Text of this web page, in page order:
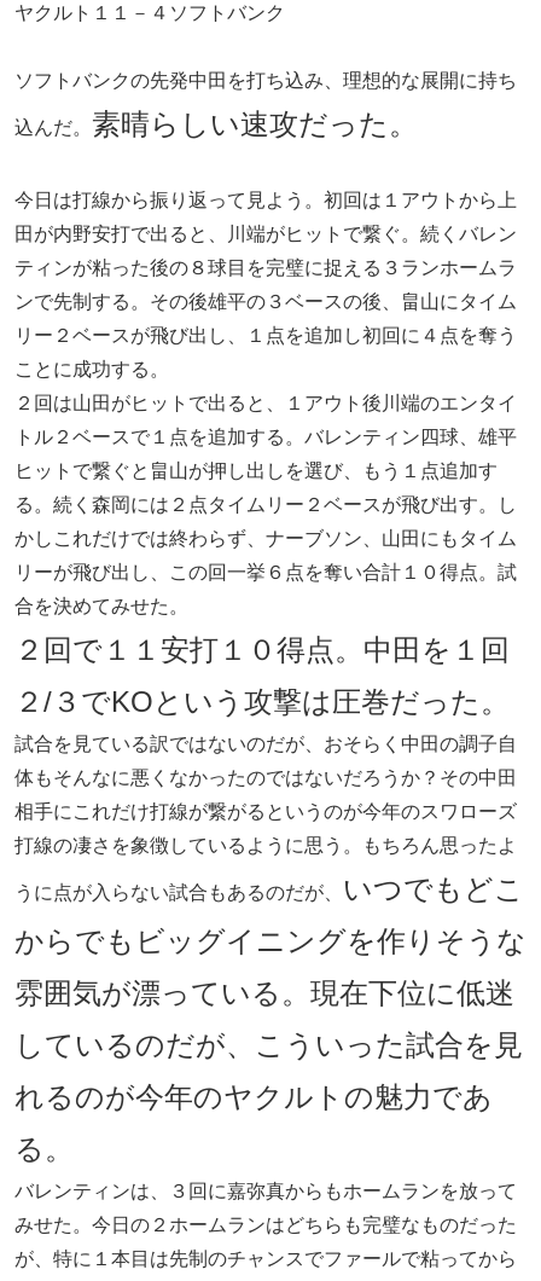
ヤクルト１１－４ソフトバンク
ソフトバンクの先発中田を打ち込み、理想的な展開に持ち
込んだ。 素晴らしい速攻だった。
今日は打線から振り返って見よう。初回は１アウトから上
田が内野安打で出ると、川端がヒットで繋ぐ。続くバレン
ティンが粘った後の８球目を完璧に捉える３ランホームラ
ンで先制する。その後雄平の３ベースの後、畠山にタイム
リー２ベースが飛び出し、１点を追加し初回に４点を奪う
ことに成功する。
２回は山田がヒットで出ると、１アウト後川端のエンタイ
トル２ベースで１点を追加する。バレンティン四球、雄平
ヒットで繋ぐと畠山が押し出しを選び、もう１点追加す
る。続く森岡には２点タイムリー２ベースが飛び出す。し
かしこれだけでは終わらず、ナーブソン、山田にもタイム
リーが飛び出し、この回一挙６点を奪い合計１０得点。試
合を決めてみせた。
２回で１１安打１０得点。中田を１回
２/３でKOという攻撃は圧巻だった。
試合を見ている訳ではないのだが、おそらく中田の調子自
体もそんなに悪くなかったのではないだろうか？その中田
相手にこれだけ打線が繋がるというのが今年のスワローズ
打線の凄さを象徴しているように思う。もちろん思ったよ
うに点が入らない試合もあるのだが、
いつでもどこ
からでもビッグイニングを作りそうな
雰囲気が漂っている。現在下位に低迷
しているのだが、こういった試合を見
れるのが今年のヤクルトの魅力であ
る。
バレンティンは、３回に嘉弥真からもホームランを放って
みせた。今日の２ホームランはどちらも完璧なものだった
が、特に１本目は先制のチャンスでファールで粘ってから